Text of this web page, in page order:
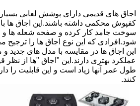
اجاق های قدیمی دارای پوشش لعابی
کفپوش محکمی داشته باشند.این اجاق ها
سوخت جامد کار کرده و صفحه شعله ها و
شود.افرادی که این نوع اجاق ها را ترجیح
این اجاق ها در مقایسه با مدل های جدید
عملکرد بهتری دارند.این "اجاق "ها از نظر
طول عمر آنها زیاد است و این قابلیت را
کنند.